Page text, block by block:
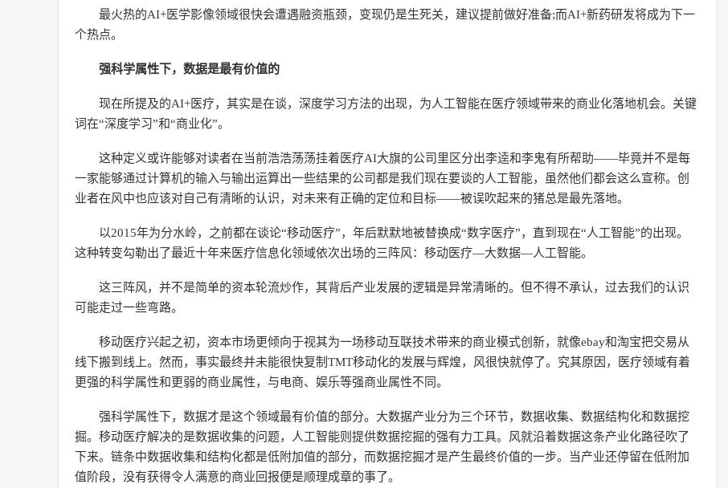
最火热的AI+医学影像领域很快会遭遇融资瓶颈，变现仍是生死关，建议提前做好准备;而AI+新药研发将成为下一
个热点。
强科学属性下，数据是最有价值的
现在所提及的AI+医疗，其实是在谈，深度学习方法的出现，为人工智能在医疗领域带来的商业化落地机会。关键
词在“深度学习”和“商业化”。
这种定义或许能够对读者在当前浩浩荡荡挂着医疗AI大旗的公司里区分出李逵和李鬼有所帮助——毕竟并不是每
一家能够通过计算机的输入与输出运算出一些结果的公司都是我们现在要谈的人工智能，虽然他们都会这么宣称。创
业者在风中也应该对自己有清晰的认识，对未来有正确的定位和目标——被误吹起来的猪总是最先落地。
以2015年为分水岭，之前都在谈论“移动医疗”，年后默默地被替换成“数字医疗”，直到现在“人工智能”的出现。
这种转变勾勒出了最近十年来医疗信息化领域依次出场的三阵风：移动医疗—大数据—人工智能。
这三阵风，并不是简单的资本轮流炒作，其背后产业发展的逻辑是异常清晰的。但不得不承认，过去我们的认识
可能走过一些弯路。
移动医疗兴起之初，资本市场更倾向于视其为一场移动互联技术带来的商业模式创新，就像ebay和淘宝把交易从
线下搬到线上。然而，事实最终并未能很快复制TMT移动化的发展与辉煌，风很快就停了。究其原因，医疗领域有着
更强的科学属性和更弱的商业属性，与电商、娱乐等强商业属性不同。
强科学属性下，数据才是这个领域最有价值的部分。大数据产业分为三个环节，数据收集、数据结构化和数据挖
掘。移动医疗解决的是数据收集的问题，人工智能则提供数据挖掘的强有力工具。风就沿着数据这条产业化路径吹了
下来。链条中数据收集和结构化都是低附加值的部分，而数据挖掘才是产生最终价值的一步。当产业还停留在低附加
值阶段，没有获得令人满意的商业回报便是顺理成章的事了。